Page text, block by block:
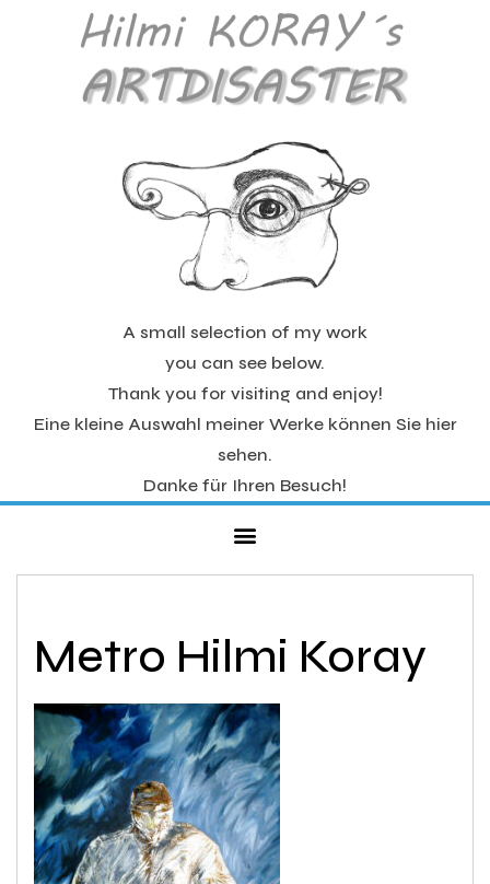
A small selection of my work
you can see below.
Thank you for visiting and enjoy!
Eine kleine Auswahl meiner Werke können Sie hier
sehen.
Danke für Ihren Besuch!
Metro Hilmi Koray